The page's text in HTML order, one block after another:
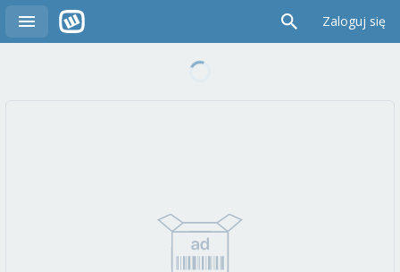
Zaloguj się